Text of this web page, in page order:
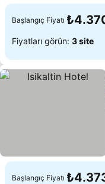
Başlangıç Fiyatı
Fiyatları görün: 3 site
Başlangıç Fiyatı